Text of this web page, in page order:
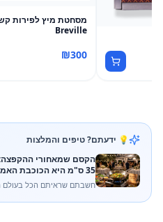
מסחטת מיץ לפירות
Breville
₪300
💡 ידעתם? טיפים והמלצות
הקסם שמאחורי
35 ס"מ היא הכוכבת האמיתית של אירועי אביב 2026
חשבתם שראיתם הכל בעולם